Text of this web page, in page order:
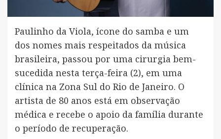
Paulinho da Viola, ícone do samba e um
dos nomes mais respeitados da música
brasileira, passou por uma cirurgia bem-
sucedida nesta terça-feira (2), em uma
clínica na Zona Sul do Rio de Janeiro. O
artista de 80 anos está em observação
médica e recebe o apoio da família durante
o período de recuperação.